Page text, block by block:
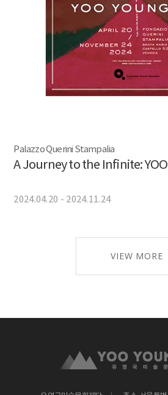
Palazzo Querini Stampalia
A Journey to the Infinite:
2024.04.20 - 2024.11.24
VIEW MORE